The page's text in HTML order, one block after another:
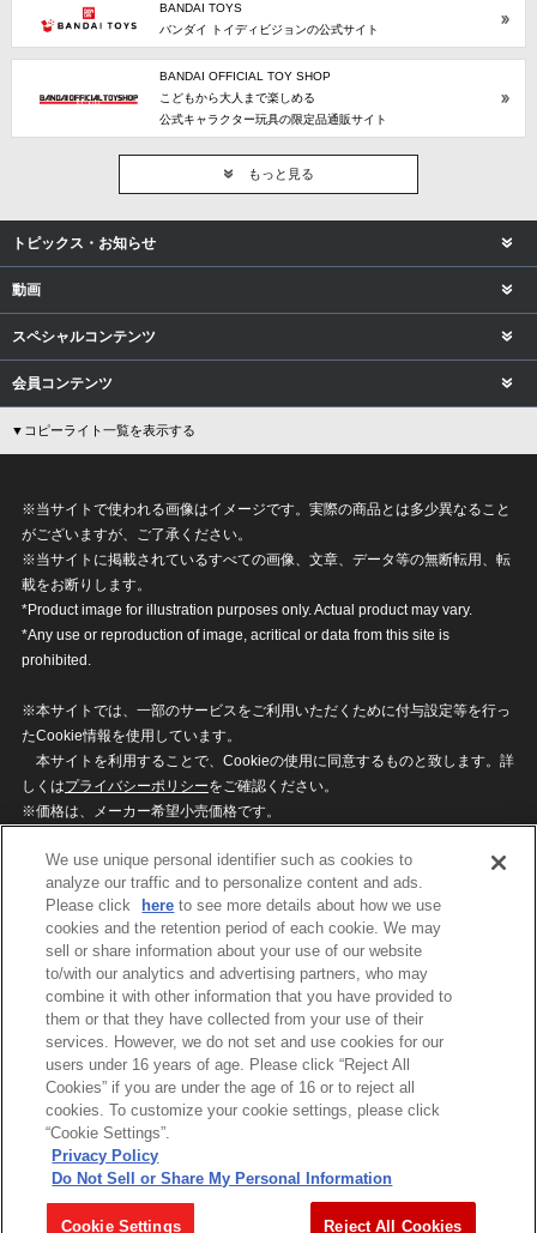
BANDAI TOYS
バンダイ トイディビジョンの公式サイト
BANDAI OFFICIAL TOY SHOP
こどもから大人まで楽しめる
公式キャラクター玩具の限定品通販サイト
もっと見る
トピックス・お知らせ
動画
スペシャルコンテンツ
会員コンテンツ
▼コピーライト一覧を表示する
※当サイトで使われる画像はイメージです。実際の商品とは多少異なること
がございますが、ご了承ください。
※当サイトに掲載されているすべての画像、文章、データ等の無断転用、転
載をお断りします。
*Product image for illustration purposes only. Actual product may vary.
*Any use or reproduction of image, acritical or data from this site is
prohibited.
※本サイトでは、一部のサービスをご利用いただくために付与設定等を行っ
たCookie情報を使用しています。
本サイトを利用することで、Cookieの使用に同意するものと致します。詳
しくはプライバシーポリシーをご確認ください。
※価格は、メーカー希望小売価格です。
ざいますのでご了承ください。
privacypolicy
Do Not Sell or Share My
Personal Information
ウェブサイトご利用条件
ソーシャルメディアポリシー
個人情報保護方針
お問い合わせ
©BANDAI
コピーライト一覧を表示する
We use unique personal identifier such as cookies to
analyze our traffic and to personalize content and ads.
Please click
here to see more details about how we use
cookies and the retention period of each cookie. We may
sell or share information about your use of our website
to/with our analytics and advertising partners, who may
combine it with other information that you have provided to
them or that they have collected from your use of their
services. However, we do not set and use cookies for our
users under 16 years of age. Please click “Reject All
Cookies” if you are under the age of 16 or to reject all
cookies. To customize your cookie settings, please click
“Cookie Settings”.
Privacy Policy
Do Not Sell or Share My Personal Information
Cookie Settings Reject All Cookies